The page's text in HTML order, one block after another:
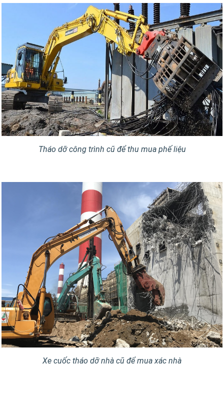
Tháo dỡ công trình cũ để thu mua phế liệu
Xe cuốc tháo dỡ nhà cũ để mua xác nhà